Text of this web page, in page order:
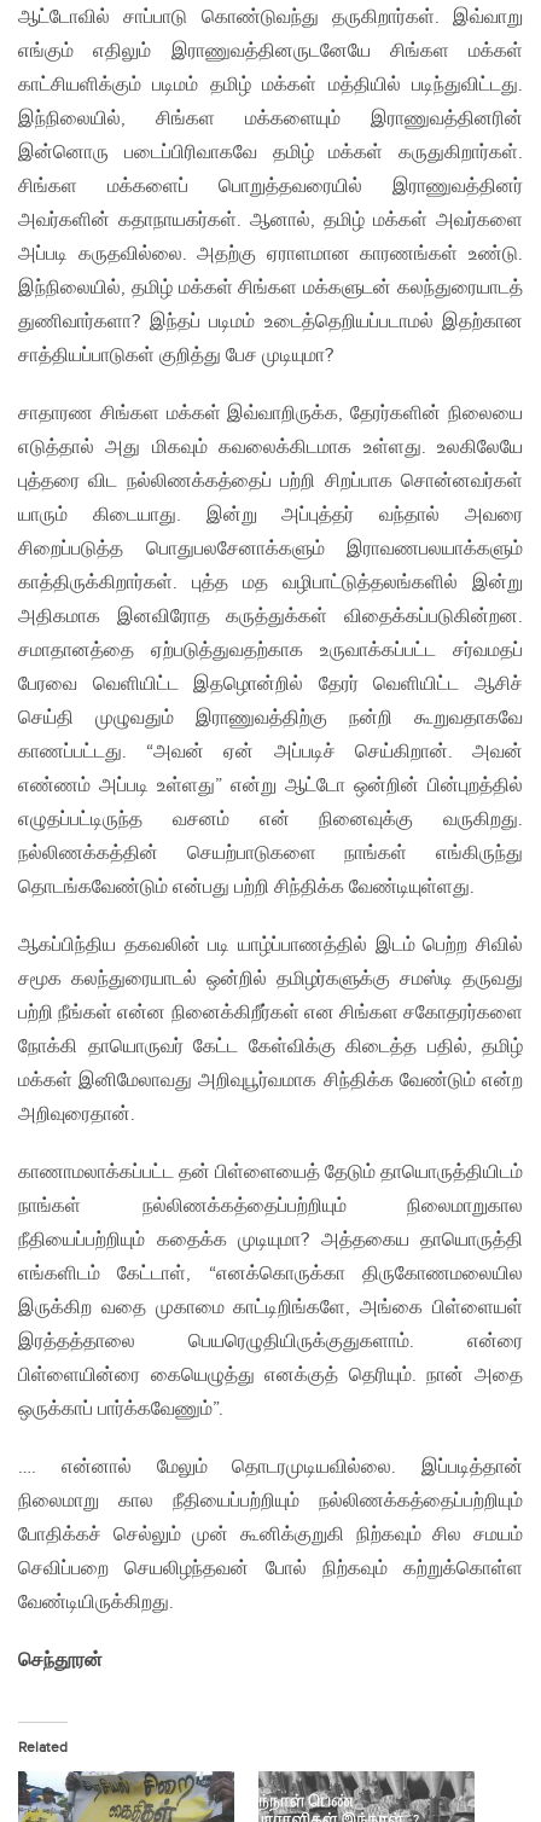
ஆட்டோவில் சாப்பாடு கொண்டுவந்து தருகிறார்கள். இவ்வாறு
எங்கும் எதிலும் இராணுவத்தினருடனேயே சிங்கள மக்கள்
காட்சியளிக்கும் படிமம் தமிழ் மக்கள் மத்தியில் படிந்துவிட்டது.
இந்நிலையில், சிங்கள மக்களையும் இராணுவத்தினரின்
இன்னொரு படைப்பிரிவாகவே தமிழ் மக்கள் கருதுகிறார்கள்.
சிங்கள மக்களைப் பொறுத்தவரையில் இராணுவத்தினர்
அவர்களின் கதாநாயகர்கள். ஆனால், தமிழ் மக்கள் அவர்களை
அப்படி கருதவில்லை. அதற்கு ஏராளமான காரணங்கள் உண்டு.
இந்நிலையில், தமிழ் மக்கள் சிங்கள மக்களுடன் கலந்துரையாடத்
துணிவார்களா? இந்தப் படிமம் உடைத்தெறியப்படாமல் இதற்கான
சாத்தியப்பாடுகள் குறித்து பேச முடியுமா?
சாதாரண சிங்கள மக்கள் இவ்வாறிருக்க, தேரர்களின் நிலையை
எடுத்தால் அது மிகவும் கவலைக்கிடமாக உள்ளது. உலகிலேயே
புத்தரை விட நல்லிணக்கத்தைப் பற்றி சிறப்பாக சொன்னவர்கள்
யாரும் கிடையாது. இன்று அப்புத்தர் வந்தால் அவரை
சிறைப்படுத்த பொதுபலசேனாக்களும் இராவணபலயாக்களும்
காத்திருக்கிறார்கள். புத்த மத வழிபாட்டுத்தலங்களில் இன்று
அதிகமாக இனவிரோத கருத்துக்கள் விதைக்கப்படுகின்றன.
சமாதானத்தை ஏற்படுத்துவதற்காக உருவாக்கப்பட்ட சர்வமதப்
பேரவை வெளியிட்ட இதழொன்றில் தேரர் வெளியிட்ட ஆசிச்
செய்தி முழுவதும் இராணுவத்திற்கு நன்றி கூறுவதாகவே
காணப்பட்டது. “அவன் ஏன் அப்படிச் செய்கிறான். அவன்
எண்ணம் அப்படி உள்ளது” என்று ஆட்டோ ஒன்றின் பின்புறத்தில்
எழுதப்பட்டிருந்த வசனம் என் நினைவுக்கு வருகிறது.
நல்லிணக்கத்தின் செயற்பாடுகளை நாங்கள் எங்கிருந்து
தொடங்கவேண்டும் என்பது பற்றி சிந்திக்க வேண்டியுள்ளது.
ஆகப்பிந்திய தகவலின் படி யாழ்ப்பாணத்தில் இடம் பெற்ற சிவில்
சமூக கலந்துரையாடல் ஒன்றில் தமிழர்களுக்கு சமஸ்டி தருவது
பற்றி நீங்கள் என்ன நினைக்கிறீர்கள் என சிங்கள சகோதரர்களை
நோக்கி தாயொருவர் கேட்ட கேள்விக்கு கிடைத்த பதில், தமிழ்
மக்கள் இனிமேலாவது அறிவுபூர்வமாக சிந்திக்க வேண்டும் என்ற
அறிவுரைதான்.
காணாமலாக்கப்பட்ட தன் பிள்ளையைத் தேடும் தாயொருத்தியிடம்
நாங்கள் நல்லிணக்கத்தைப்பற்றியும் நிலைமாறுகால
நீதியைப்பற்றியும் கதைக்க முடியுமா? அத்தகைய தாயொருத்தி
எங்களிடம் கேட்டாள், “எனக்கொருக்கா திருகோணமலையில
இருக்கிற வதை முகாமை காட்டிறிங்களே, அங்கை பிள்ளையள்
இரத்தத்தாலை பெயரெழுதியிருக்குதுகளாம். என்ரை
பிள்ளையின்ரை கையெழுத்து எனக்குத் தெரியும். நான் அதை
ஒருக்காப் பார்க்கவேணும்”.
…. என்னால் மேலும் தொடரமுடியவில்லை. இப்படித்தான்
நிலைமாறு கால நீதியைப்பற்றியும் நல்லிணக்கத்தைப்பற்றியும்
போதிக்கச் செல்லும் முன் கூனிக்குறுகி நிற்கவும் சில சமயம்
செவிப்பறை செயலிழந்தவன் போல் நிற்கவும் கற்றுக்கொள்ள
வேண்டியிருக்கிறது.
செந்தூரன்
Related